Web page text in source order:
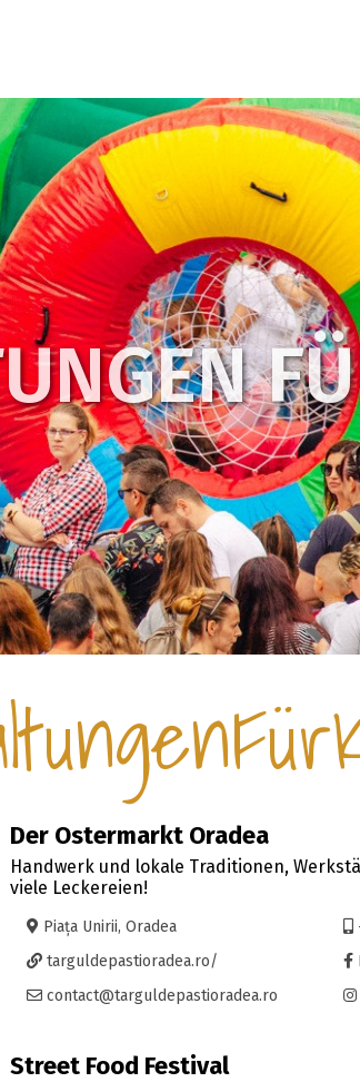
Der Ostermarkt Oradea
Handwerk und lokale Traditionen,
viele Leckereien!
Piața Unirii, Oradea
targuldepastioradea.ro/
contact@targuldepastioradea.ro
Street Food Festival